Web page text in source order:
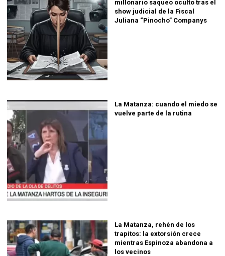
millonario saqueo oculto tras el
show judicial de la Fiscal
Juliana “Pinocho” Companys
La Matanza: cuando el miedo se
vuelve parte de la rutina
La Matanza, rehén de los
trapitos: la extorsión crece
mientras Espinoza abandona a
los vecinos